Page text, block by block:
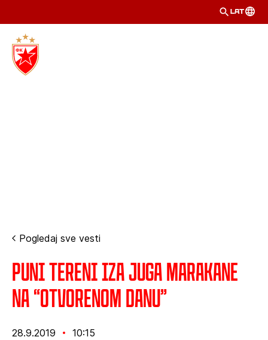
LAT
Pogledaj sve vesti
Puni tereni iza juga Marakane
na “Otvorenom danu”
28.9.2019 10:15